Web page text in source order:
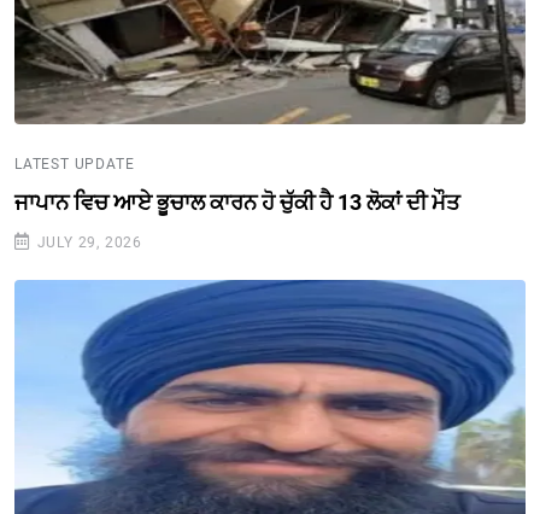
LATEST UPDATE
ਜਾਪਾਨ ਵਿਚ ਆਏ ਭੂਚਾਲ ਕਾਰਨ ਹੋ ਚੁੱਕੀ ਹੈ 13 ਲੋਕਾਂ ਦੀ ਮੌਤ
JULY 29, 2026